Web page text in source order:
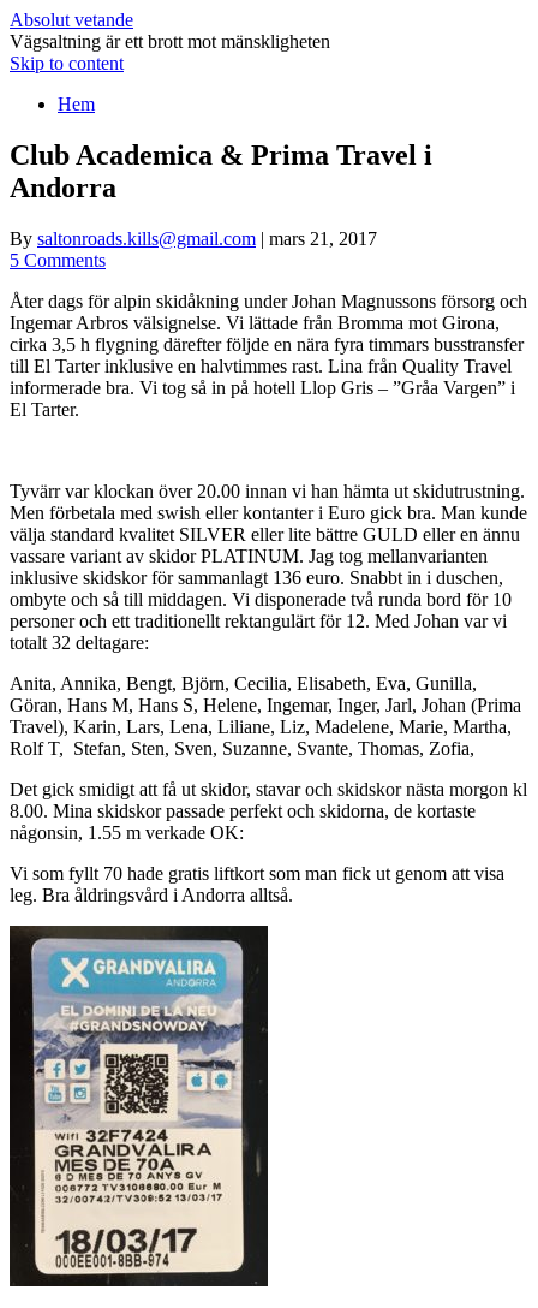
Absolut vetande
Vägsaltning är ett brott mot mänskligheten
Skip to content
Hem
Club Academica & Prima Travel i
Andorra
By saltonroads.kills@gmail.com | mars 21, 2017
5 Comments
Åter dags för alpin skidåkning under Johan Magnussons försorg och
Ingemar Arbros välsignelse. Vi lättade från Bromma mot Girona,
cirka 3,5 h flygning därefter följde en nära fyra timmars busstransfer
till El Tarter inklusive en halvtimmes rast. Lina från Quality Travel
informerade bra. Vi tog så in på hotell Llop Gris – ”Gråa Vargen” i
El Tarter.
Tyvärr var klockan över 20.00 innan vi han hämta ut skidutrustning.
Men förbetala med swish eller kontanter i Euro gick bra. Man kunde
välja standard kvalitet SILVER eller lite bättre GULD eller en ännu
vassare variant av skidor PLATINUM. Jag tog mellanvarianten
inklusive skidskor för sammanlagt 136 euro. Snabbt in i duschen,
ombyte och så till middagen. Vi disponerade två runda bord för 10
personer och ett traditionellt rektangulärt för 12. Med Johan var vi
totalt 32 deltagare:
Anita, Annika, Bengt, Björn, Cecilia, Elisabeth, Eva, Gunilla,
Göran, Hans M, Hans S, Helene, Ingemar, Inger, Jarl, Johan (Prima
Travel), Karin, Lars, Lena, Liliane, Liz, Madelene, Marie, Martha,
Rolf T, Stefan, Sten, Sven, Suzanne, Svante, Thomas, Zofia,
Det gick smidigt att få ut skidor, stavar och skidskor nästa morgon kl
8.00. Mina skidskor passade perfekt och skidorna, de kortaste
någonsin, 1.55 m verkade OK:
Vi som fyllt 70 hade gratis liftkort som man fick ut genom att visa
leg. Bra åldringsvård i Andorra alltså.